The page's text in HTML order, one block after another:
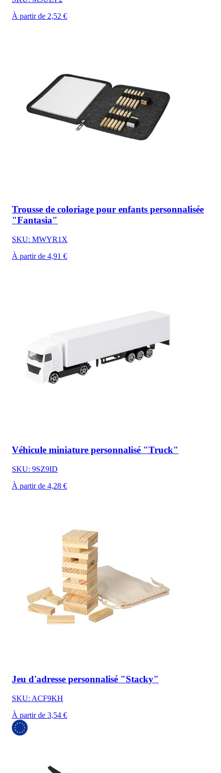
À partir de 2,52 €
Trousse de coloriage pour enfants personnalisée
"Fantasia"
SKU: MWYR1X
À partir de 4,91 €
Véhicule miniature personnalisé "Truck"
SKU: 9SZ9ID
À partir de 4,28 €
Jeu d'adresse personnalisé "Stacky"
SKU: ACF9KH
À partir de 3,54 €